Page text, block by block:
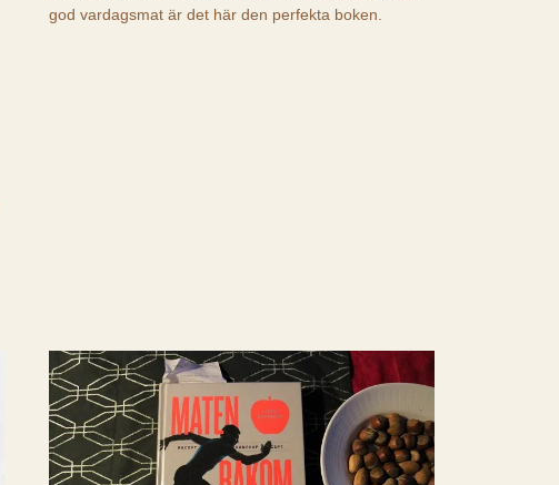
god vardagsmat är det här den perfekta boken.